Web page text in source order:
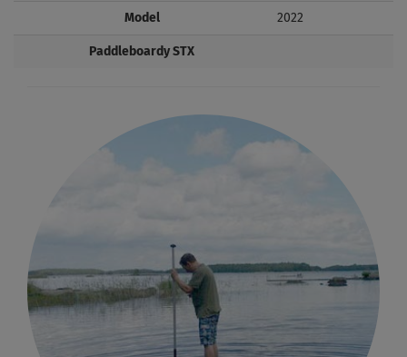
Model 2022
Paddleboardy STX